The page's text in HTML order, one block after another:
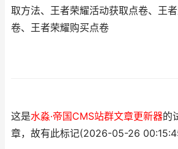
取方法、王者荣耀活动获取点卷、王
卷、王者荣耀购买点卷
这是水淼·帝国CMS站群文章更新器的
章，故有此标记(2026-05-26